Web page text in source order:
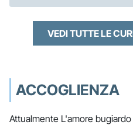
VEDI TUTTE LE
ACCOGLIENZA
Attualmente L'amore